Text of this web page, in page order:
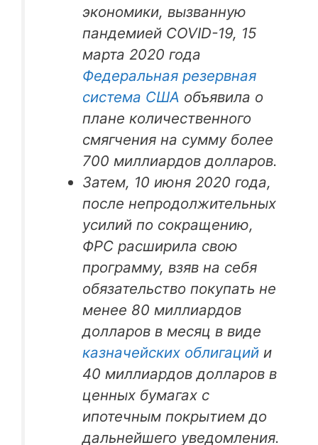
экономики, вызванную
пандемией COVID-19, 15
марта 2020 года
Федеральная резервная
система США объявила о
плане количественного
смягчения на сумму более
700 миллиардов долларов.
Затем, 10 июня 2020 года,
после непродолжительных
усилий по сокращению,
ФРС расширила свою
программу, взяв на себя
обязательство покупать не
менее 80 миллиардов
долларов в месяц в виде
казначейских облигаций и
40 миллиардов долларов в
ценных бумагах с
ипотечным покрытием до
дальнейшего уведомления.